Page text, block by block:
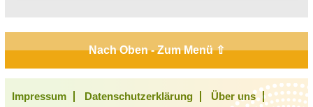
Nach Oben - Zum Menü ⇧
Impressum Datenschutzerklärung
Über uns